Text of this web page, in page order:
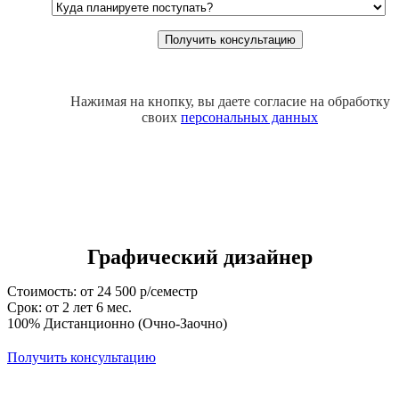
Нажимая на кнопку, вы даете согласие на обработку
своих персональных данных
Графический дизайнер
Стоимость: от 24 500 р/семестр
Срок: от 2 лет 6 мес.
100% Дистанционно (Очно-Заочно)
Получить консультацию